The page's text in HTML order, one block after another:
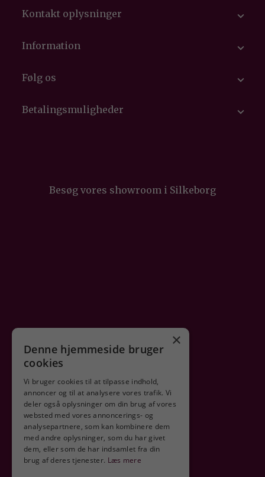
Kontakt oplysninger 
Information 
Følg os 
Betalingsmuligheder 
Besøg vores showroom i Silkeborg
Sikker shopping
×
Denne hjemmeside bruger
cookies
Vi bruger cookies til at tilpasse indhold,
annoncer og til at analysere vores trafik. Vi
deler også oplysninger om din brug af vores
websted med vores annoncerings- og
analysepartnere, som kan kombinere dem
med andre oplysninger, som du har givet
dem, eller som de har indsamlet fra din
brug af deres tjenester. Læs mere